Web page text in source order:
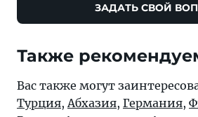
ЗАДАТЬ СВОЙ
Также
Вас также могут
Турция, Абхазия, Германия,